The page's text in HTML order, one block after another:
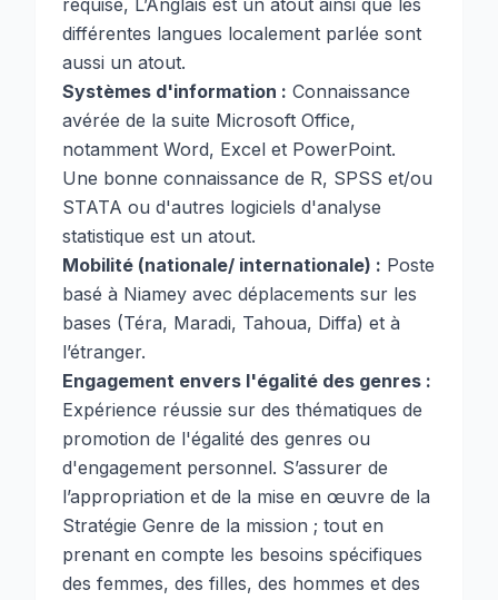
requise, L’Anglais est un atout ainsi que les
différentes langues localement parlée sont
aussi un atout.
Systèmes d'information : Connaissance
avérée de la suite Microsoft Office,
notamment Word, Excel et PowerPoint.
Une bonne connaissance de R, SPSS et/ou
STATA ou d'autres logiciels d'analyse
statistique est un atout.
Mobilité (nationale/ internationale) : Poste
basé à Niamey avec déplacements sur les
bases (Téra, Maradi, Tahoua, Diffa) et à
l’étranger.
Engagement envers l'égalité des genres :
Expérience réussie sur des thématiques de
promotion de l'égalité des genres ou
d'engagement personnel. S’assurer de
l’appropriation et de la mise en œuvre de la
Stratégie Genre de la mission ; tout en
prenant en compte les besoins spécifiques
des femmes, des filles, des hommes et des